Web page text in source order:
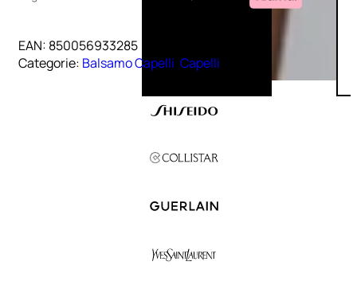
EAN: 850056933285
Categorie: Balsamo Capelli Capelli